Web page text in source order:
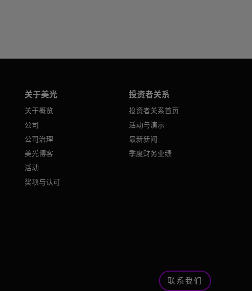
关于美光
关于概览
公司
公司治理
美光博客
活动
奖项与认可
投资者关系
投资者关系首页
活动与演示
最新新闻
季度财务业绩
联系我们